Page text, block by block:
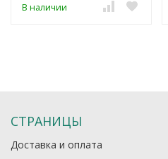
В наличии
СТРАНИЦЫ
Доставка и оплата